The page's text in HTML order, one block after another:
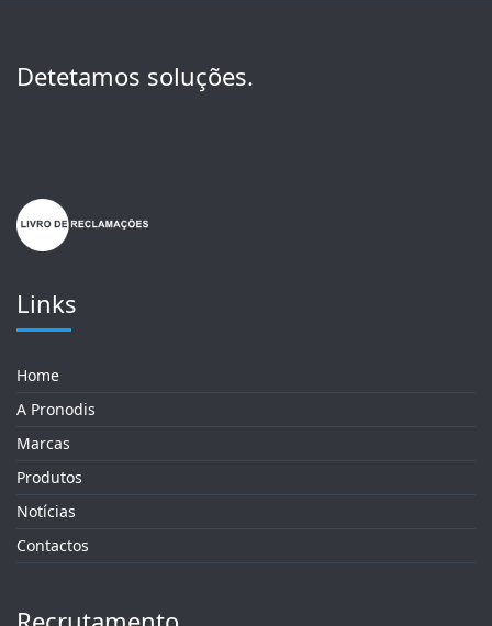
Detetamos soluções.
Links
Home
A Pronodis
Marcas
Produtos
Notícias
Contactos